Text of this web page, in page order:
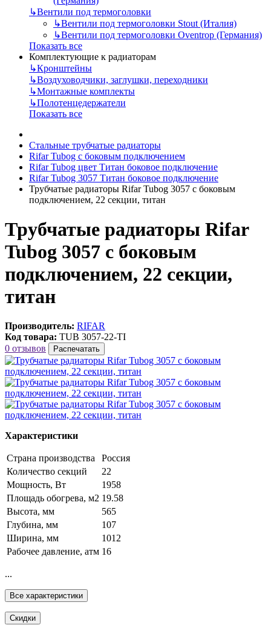
↳Вентили под термоголовки
↳Вентили под термоголовки Stout (Италия)
↳Вентили под термоголовки Oventrop (Германия)
Показать все
Комплектующие к радиаторам
↳Кронштейны
↳Воздуховодчики, заглушки, переходники
↳Монтажные комплекты
↳Полотенцедержатели
Показать все
Стальные трубчатые радиаторы
Rifar Tubog с боковым подключением
Rifar Tubog цвет Титан боковое подключение
Rifar Tubog 3057 Титан боковое подключение
Трубчатые радиаторы Rifar Tubog 3057 с боковым
подключением, 22 секции, титан
Трубчатые радиаторы Rifar
Tubog 3057 с боковым
подключением, 22 секции,
титан
Производитель: RIFAR
Код товара: TUB 3057-22-TI
0 отзывов
Распечатать
Характеристики
Страна производства
Россия
Количество секций
22
Мощность, Вт
1958
Площадь обогрева, м2 19.58
Высота, мм
565
Глубина, мм
107
Ширина, мм
1012
Рабочее давление, атм 16
...
Все характеристики
Скидки